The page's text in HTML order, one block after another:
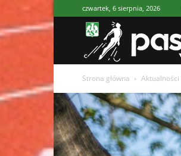
czwartek, 6 sierpnia, 2026
Strona główna Aktualności